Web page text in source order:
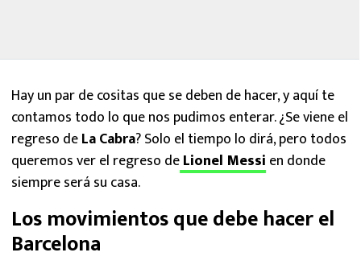
Hay un par de cositas que se deben de hacer, y aquí te
contamos todo lo que nos pudimos enterar. ¿Se viene el
regreso deLa Cabra? Solo el tiempo lo dirá, pero todos
queremos ver el regreso deLionel Messi en donde
siempre será su casa.
Los movimientos que debe hacer el
Barcelona